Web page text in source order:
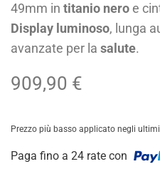
49mm in titanio nero e
Display luminoso, lunga
avanzate per la salute.
909,90 €
Prezzo più basso applicato negli
Paga fino a 24 rate con